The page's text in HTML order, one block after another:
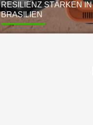
RESILIENZ STÄRKEN IN
BRASILIEN